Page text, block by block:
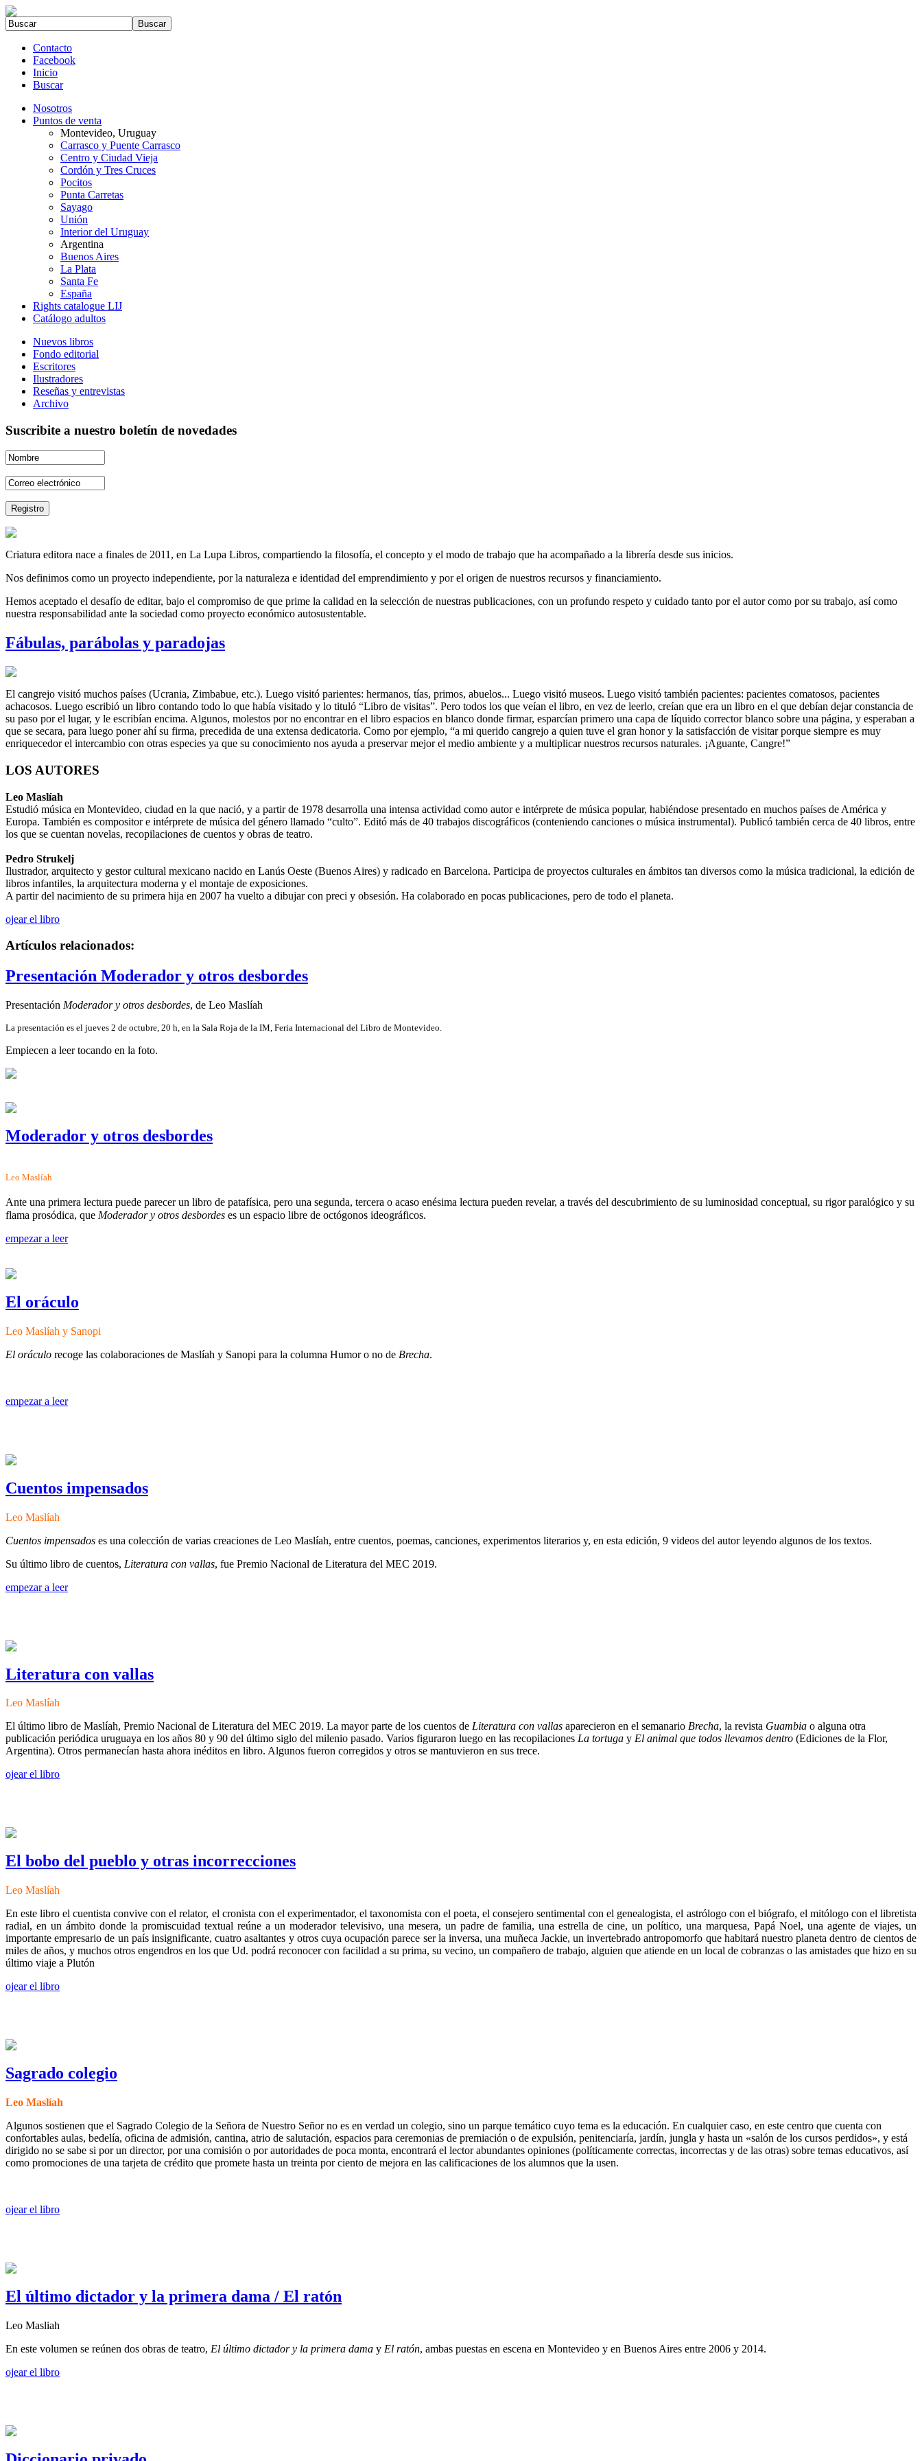
Contacto
Facebook
Inicio
Buscar
Nosotros
Puntos de venta
Montevideo, Uruguay
Carrasco y Puente Carrasco
Centro y Ciudad Vieja
Cordón y Tres Cruces
Pocitos
Punta Carretas
Sayago
Unión
Interior del Uruguay
Argentina
Buenos Aires
La Plata
Santa Fe
España
Rights catalogue LIJ
Catálogo adultos
Nuevos libros
Fondo editorial
Escritores
Ilustradores
Reseñas y entrevistas
Archivo
Suscribite a nuestro boletín de novedades
Criatura editora nace a finales de 2011, en La Lupa Libros, compartiendo la filosofía, el concepto y el modo de trabajo que ha acompañado a la librería desde sus inicios.
Nos definimos como un proyecto independiente, por la naturaleza e identidad del emprendimiento y por el origen de nuestros recursos y financiamiento.
Hemos aceptado el desafío de editar, bajo el compromiso de que prime la calidad en la selección de nuestras publicaciones, con un profundo respeto y cuidado tanto por el autor como por su trabajo, así como
nuestra responsabilidad ante la sociedad como proyecto económico autosustentable.
Fábulas, parábolas y paradojas
El cangrejo visitó muchos países (Ucrania, Zimbabue, etc.). Luego visitó parientes: hermanos, tías, primos, abuelos... Luego visitó museos. Luego visitó también pacientes: pacientes comatosos, pacientes
achacosos. Luego escribió un libro contando todo lo que había visitado y lo tituló “Libro de visitas”. Pero todos los que veían el libro, en vez de leerlo, creían que era un libro en el que debían dejar constancia de
su paso por el lugar, y le escribían encima. Algunos, molestos por no encontrar en el libro espacios en blanco donde firmar, esparcían primero una capa de líquido corrector blanco sobre una página, y esperaban a
que se secara, para luego poner ahí su firma, precedida de una extensa dedicatoria. Como por ejemplo, “a mi querido cangrejo a quien tuve el gran honor y la satisfacción de visitar porque siempre es muy
enriquecedor el intercambio con otras especies ya que su conocimiento nos ayuda a preservar mejor el medio ambiente y a multiplicar nuestros recursos naturales. ¡Aguante, Cangre!”
LOS AUTORES
Leo Maslíah
Estudió música en Montevideo, ciudad en la que nació, y a partir de 1978 desarrolla una intensa actividad como autor e intérprete de música popular, habiéndose presentado en muchos países de América y
Europa. También es compositor e intérprete de música del género llamado “culto”. Editó más de 40 trabajos discográficos (conteniendo canciones o música instrumental). Publicó también cerca de 40 libros, entre
los que se cuentan novelas, recopilaciones de cuentos y obras de teatro.
Pedro Strukelj
Ilustrador, arquitecto y gestor cultural mexicano nacido en Lanús Oeste (Buenos Aires) y radicado en Barcelona. Participa de proyectos culturales en ámbitos tan diversos como la música tradicional, la edición de
libros infantiles, la arquitectura moderna y el montaje de exposiciones.
A partir del nacimiento de su primera hija en 2007 ha vuelto a dibujar con preci y obsesión. Ha colaborado en pocas publicaciones, pero de todo el planeta.
ojear el libro
Artículos relacionados:
Presentación Moderador y otros desbordes
Presentación Moderador y otros desbordes, de Leo Maslíah
La presentación es el jueves 2 de octubre, 20 h, en la Sala Roja de la IM, Feria Internacional del Libro de Montevideo.
Empiecen a leer tocando en la foto.
Moderador y otros desbordes
Leo Maslíah
Ante una primera lectura puede parecer un libro de patafísica, pero una segunda, tercera o acaso enésima lectura pueden revelar, a través del descubrimiento de su luminosidad conceptual, su rigor paralógico y su
flama prosódica, que Moderador y otros desbordes es un espacio libre de octógonos ideográficos.
empezar a leer
El oráculo
Leo Maslíah y Sanopi
El oráculo recoge las colaboraciones de Maslíah y Sanopi para la columna Humor o no de Brecha.
empezar a leer
Cuentos impensados
Leo Maslíah
Cuentos impensados es una colección de varias creaciones de Leo Maslíah, entre cuentos, poemas, canciones, experimentos literarios y, en esta edición, 9 videos del autor leyendo algunos de los textos.
Su último libro de cuentos, Literatura con vallas, fue Premio Nacional de Literatura del MEC 2019.
empezar a leer
Literatura con vallas
Leo Maslíah
El último libro de Maslíah, Premio Nacional de Literatura del MEC 2019. La mayor parte de los cuentos de Literatura con vallas aparecieron en el semanario Brecha, la revista Guambia o alguna otra
publicación periódica uruguaya en los años 80 y 90 del último siglo del milenio pasado. Varios figuraron luego en las recopilaciones La tortuga y El animal que todos llevamos dentro (Ediciones de la Flor,
Argentina). Otros permanecían hasta ahora inéditos en libro. Algunos fueron corregidos y otros se mantuvieron en sus trece.
ojear el libro
El bobo del pueblo y otras incorrecciones
Leo Maslíah
En este libro el cuentista convive con el relator, el cronista con el experimentador, el taxonomista con el poeta, el consejero sentimental con el genealogista, el astrólogo con el biógrafo, el mitólogo con el libretista
radial, en un ámbito donde la promiscuidad textual reúne a un moderador televisivo, una mesera, un padre de familia, una estrella de cine, un político, una marquesa, Papá Noel, una agente de viajes, un
importante empresario de un país insignificante, cuatro asaltantes y otros cuya ocupación parece ser la inversa, una muñeca Jackie, un invertebrado antropomorfo que habitará nuestro planeta dentro de cientos de
miles de años, y muchos otros engendros en los que Ud. podrá reconocer con facilidad a su prima, su vecino, un compañero de trabajo, alguien que atiende en un local de cobranzas o las amistades que hizo en su
último viaje a Plutón
ojear el libro
Sagrado colegio
Leo Maslíah
Algunos sostienen que el Sagrado Colegio de la Señora de Nuestro Señor no es en verdad un colegio, sino un parque temático cuyo tema es la educación. En cualquier caso, en este centro que cuenta con
confortables aulas, bedelía, oficina de admisión, cantina, atrio de salutación, espacios para ceremonias de premiación o de expulsión, penitenciaría, jardín, jungla y hasta un «salón de los cursos perdidos», y está
dirigido no se sabe si por un director, por una comisión o por autoridades de poca monta, encontrará el lector abundantes opiniones (políticamente correctas, incorrectas y de las otras) sobre temas educativos, así
como promociones de una tarjeta de crédito que promete hasta un treinta por ciento de mejora en las calificaciones de los alumnos que la usen.
ojear el libro
El último dictador y la primera dama / El ratón
Leo Masliah
En este volumen se reúnen dos obras de teatro, El último dictador y la primera dama y El ratón, ambas puestas en escena en Montevideo y en Buenos Aires entre 2006 y 2014.
ojear el libro